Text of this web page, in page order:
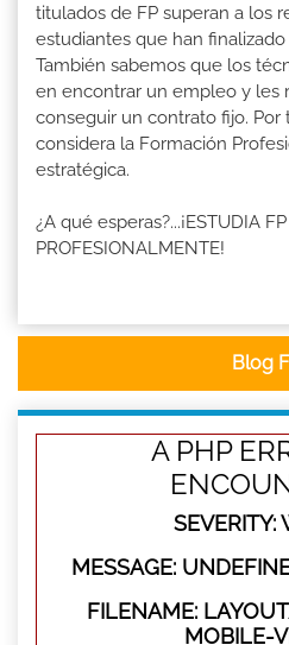
titulados de FP superan a los
estudiantes que han
También sabemos que los
en encontrar un empleo y les
conseguir un contrato fijo.
considera la Formación
estratégica.
¿A qué esperas?...¡ESTUDIA
PROFESIONALMENTE!
Blog
A PHP
SEVERITY:
MESSAGE:
FILENAME:
MOBILE-